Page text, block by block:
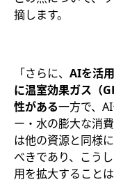
摘します。
「さらに、 AIを活
に温室効果ガス（
性がある一方で、
ー・水の膨大な消
は他の資源と同様
べきであり、こう
用を拡大すること